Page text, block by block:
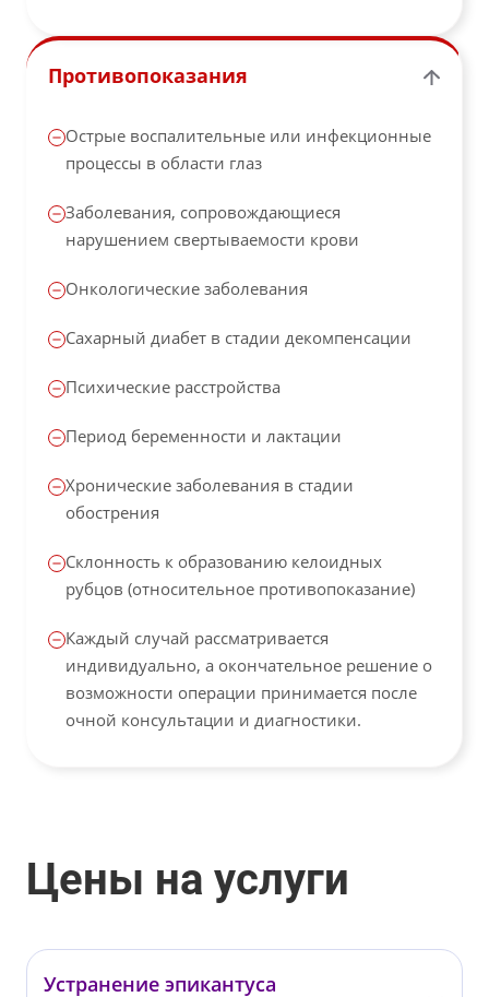
Противопоказания
Острые воспалительные или инфекционные
процессы в области глаз
Заболевания, сопровождающиеся
нарушением свертываемости крови
Онкологические заболевания
Сахарный диабет в стадии декомпенсации
Психические расстройства
Период беременности и лактации
Хронические заболевания в стадии
обострения
Склонность к образованию келоидных
рубцов (относительное противопоказание)
Каждый случай рассматривается
индивидуально, а окончательное решение о
возможности операции принимается после
очной консультации и диагностики.
Цены на услуги
Устранение эпикантуса